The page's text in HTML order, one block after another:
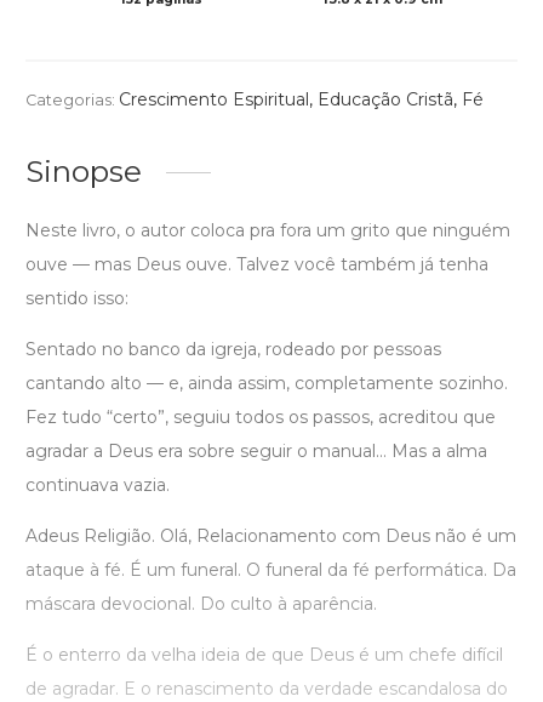
Categorias: Crescimento Espiritual, Educação Cristã, Fé
Sinopse
Neste livro, o autor coloca pra fora um grito que ninguém
ouve — mas Deus ouve. Talvez você também já tenha
sentido isso:
Sentado no banco da igreja, rodeado por pessoas
cantando alto — e, ainda assim, completamente sozinho.
Fez tudo “certo”, seguiu todos os passos, acreditou que
agradar a Deus era sobre seguir o manual… Mas a alma
continuava vazia.
Adeus Religião. Olá, Relacionamento com Deus não é um
ataque à fé. É um funeral. O funeral da fé performática. Da
máscara devocional. Do culto à aparência.
É o enterro da velha ideia de que Deus é um chefe difícil
de agradar. E o renascimento da verdade escandalosa do